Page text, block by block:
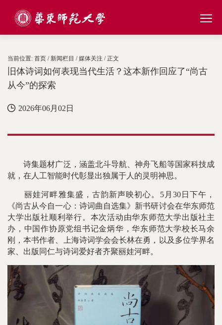
当前位置: 首页 / 新闻栏目 /媒体关注 / 正文
旧体诗词如何表现当代生活？这本新作回应了“尚古
从今”的探索
2026年06月02日
诗集题材广泛，涵盖北斗导航、神舟飞船等国家科技成
就，在人工智能时代彰显出独属于人的灵明神思。
丽娃河畔雅集盛，古韵新声映初心。5月30日下午，
《尚古从今自一心：诗词曲自选集》新书研讨会在华东师范
大学出版社顺利举行。本次活动由华东师范大学出版社主
办，中国作协原党组书记金炳华，华东师范大学校长马余
刚，本书作者、上海诗词学会会长林在勇，以及多位学界名
家、出版同仁与诗词爱好者齐聚丽娃河畔。